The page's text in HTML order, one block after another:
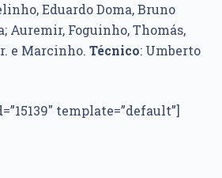
Eduardo Doma, Bruno
Auremir, Foguinho, Thomás,
e Marcinho. Técnico: Umberto
template=”default”]